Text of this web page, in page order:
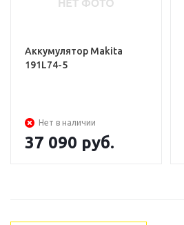
Аккумулятор Makita
191L74-5
Нет в наличии
37 090 руб.